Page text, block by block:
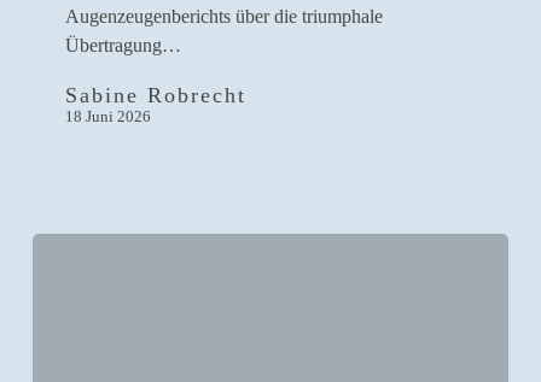
Augenzeugenberichts über die triumphale
Übertragung…
Sabine Robrecht
18 Juni 2026